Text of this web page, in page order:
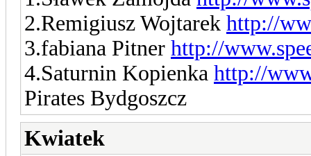
2.Remigiusz Wojtarek http://
3.fabiana Pitner http://
4.Saturnin Kopienka http://
Pirates Bydgoszcz
Kwiatek